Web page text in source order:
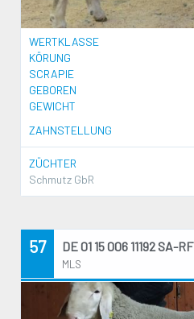
WERTKLASSE
KÖRUNG
SCRAPIE
GEBOREN
GEWICHT
ZAHNSTELLUNG
ZÜCHTER
Schmutz GbR
57 DE 01 15 006 11192 SA-RF
MLS